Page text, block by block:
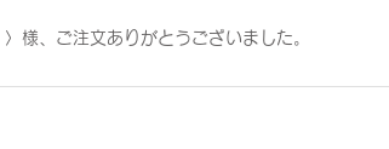
〉様、ご注文ありがとうございました。